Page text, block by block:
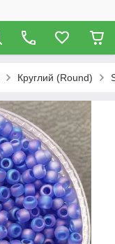
Круглий (Round)